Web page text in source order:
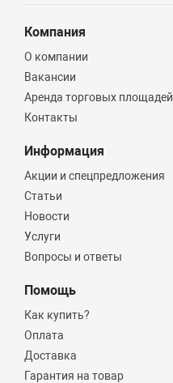
Компания
О компании
Вакансии
Аренда торговых площадей
Контакты
Информация
Акции и спецпредложения
Статьи
Новости
Услуги
Вопросы и ответы
Помощь
Как купить?
Оплата
Доставка
Гарантия на товар